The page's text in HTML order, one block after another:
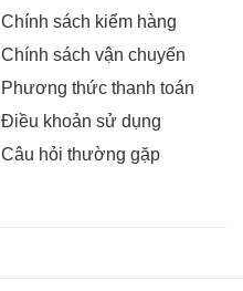
Chính sách kiểm hàng
Chính sách vận chuyển
Phương thức thanh toán
Điều khoản sử dụng
Câu hỏi thường gặp